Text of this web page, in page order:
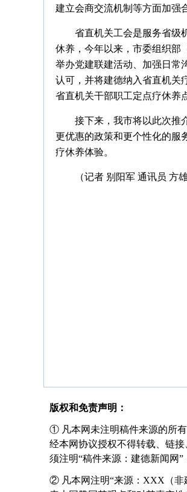
建立会商交流机制等方面加强
省直机关工会是服务省级
休养，今年以来，市委组织部
举办党建联建活动、加强日常
认可，并将建德纳入省直机关
省直机关干部职工定点疗休养
接下来，我市将以此次推
更优惠的政策和更个性化的服
疗休养体验。
（记者 别阳军 通讯员 方雄
版权和免责声明：
① 凡本网未注明稿件来源的所
经本网协议授权不得转载、链
须注明“稿件来源：建德新闻网”
② 凡本网注明“来源：XXX（非